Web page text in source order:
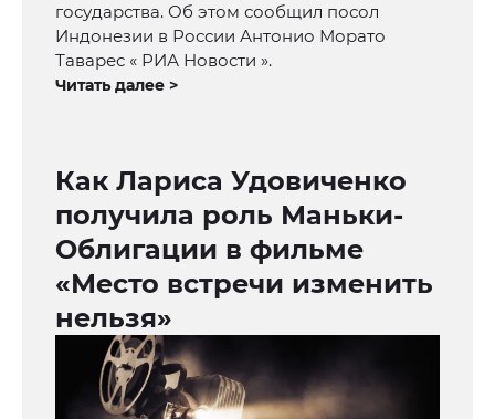
государства. Об этом сообщил посол
Индонезии в России Антонио Морато
Таварес « РИА Новости ».
Читать далее >
Как Лариса Удовиченко
получила роль Маньки-
Облигации в фильме
«Место встречи изменить
нельзя»